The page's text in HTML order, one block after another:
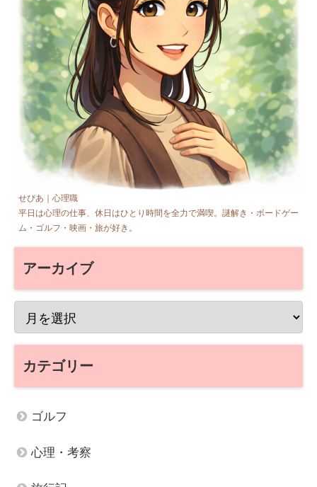
せぴあ｜心理職
平日は心理の仕事、休日はひとり時間を全力で満喫。謎解き・ボードゲー
ム・ゴルフ・映画・旅が好き。
アーカイブ
カテゴリー
ゴルフ
心理・考察